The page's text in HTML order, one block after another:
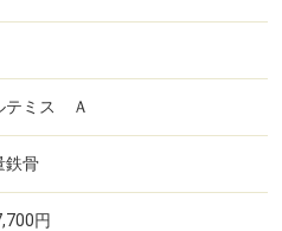
テミス Ａ
鉄骨
円